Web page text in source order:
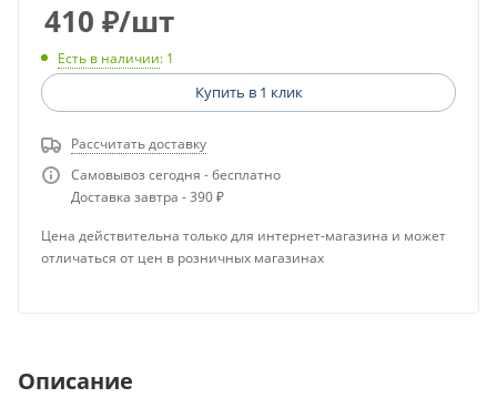
410 ₽/шт
Есть в наличии: 1
Купить в 1 клик
Рассчитать доставку
Самовывоз сегодня - бесплатно
Доставка завтра - 390 ₽
Цена действительна только для интернет-магазина и может
отличаться от цен в розничных магазинах
Описание